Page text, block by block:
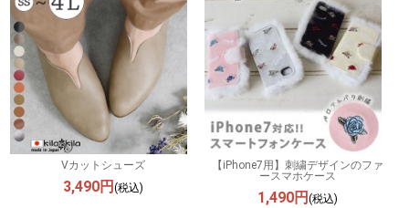
Vカットシューズ
3,490円(税込)
【iPhone7用】刺繍デザインのファ
ースマホケース
1,490円 (税込)